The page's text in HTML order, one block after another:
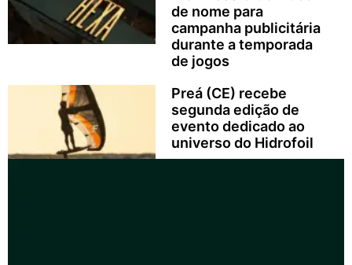
de nome para
campanha publicitária
durante a temporada
de jogos
Preá (CE) recebe
segunda edição de
evento dedicado ao
universo do Hidrofoil